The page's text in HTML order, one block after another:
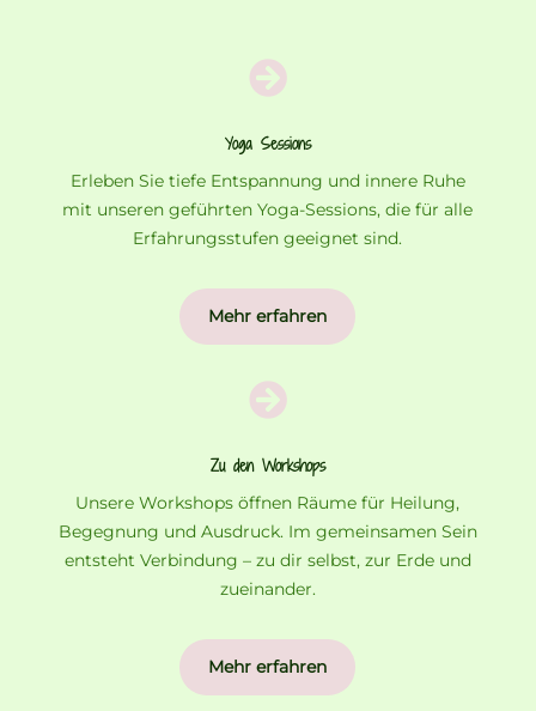

Yoga Sessions
Erleben Sie tiefe Entspannung und innere Ruhe
mit unseren geführten Yoga-Sessions, die für alle
Erfahrungsstufen geeignet sind.
Mehr erfahren

Zu den Workshops
Unsere Workshops öffnen Räume für Heilung,
Begegnung und Ausdruck. Im gemeinsamen Sein
entsteht Verbindung – zu dir selbst, zur Erde und
zueinander.
Mehr erfahren